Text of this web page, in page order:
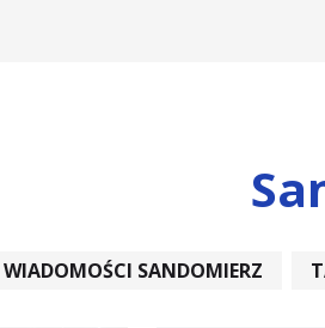
WIADOMOŚCI SANDOMIERZ